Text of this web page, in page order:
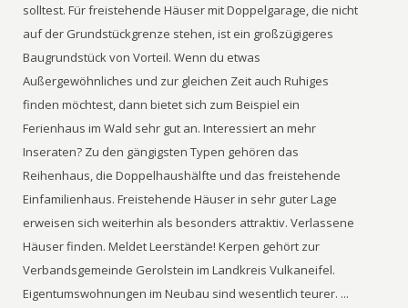
solltest. Für freistehende Häuser mit Doppelgarage, die nicht
auf der Grundstückgrenze stehen, ist ein großzügigeres
Baugrundstück von Vorteil. Wenn du etwas
Außergewöhnliches und zur gleichen Zeit auch Ruhiges
finden möchtest, dann bietet sich zum Beispiel ein
Ferienhaus im Wald sehr gut an. Interessiert an mehr
Inseraten? Zu den gängigsten Typen gehören das
Reihenhaus, die Doppelhaushälfte und das freistehende
Einfamilienhaus. Freistehende Häuser in sehr guter Lage
erweisen sich weiterhin als besonders attraktiv. Verlassene
Häuser finden. Meldet Leerstände! Kerpen gehört zur
Verbandsgemeinde Gerolstein im Landkreis Vulkaneifel.
Eigentumswohnungen im Neubau sind wesentlich teurer. ...